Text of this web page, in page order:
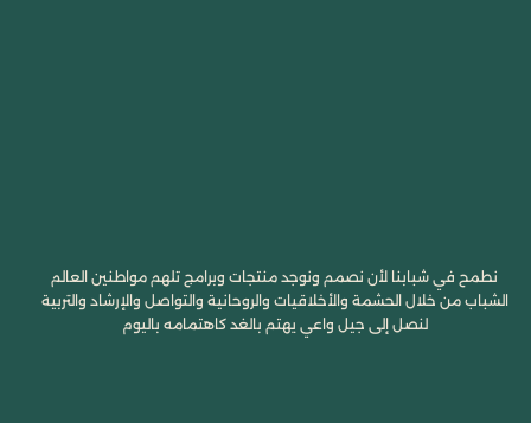
نطمح في شبابنا لأن نصمم ونوجد منتجات وبرامج تلهم مواطنين العالم
الشباب من خلال الحشمة والأخلاقيات والروحانية والتواصل والإرشاد والتربية
لنصل إلى جيل واعي يهتم بالغد كاهتمامه باليوم